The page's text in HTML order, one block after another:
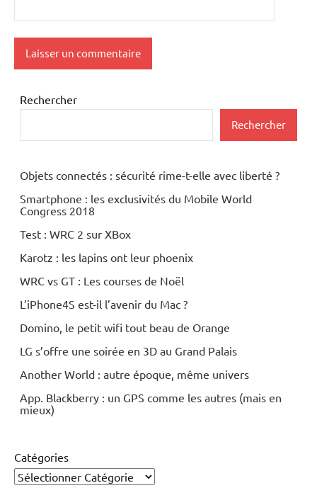
Rechercher
Rechercher
Objets connectés : sécurité rime-t-elle avec liberté ?
Smartphone : les exclusivités du Mobile World
Congress 2018
Test : WRC 2 sur XBox
Karotz : les lapins ont leur phoenix
WRC vs GT : Les courses de Noël
L’iPhone4S est-il l’avenir du Mac ?
Domino, le petit wifi tout beau de Orange
LG s’offre une soirée en 3D au Grand Palais
Another World : autre époque, même univers
App. Blackberry : un GPS comme les autres (mais en
mieux)
Catégories